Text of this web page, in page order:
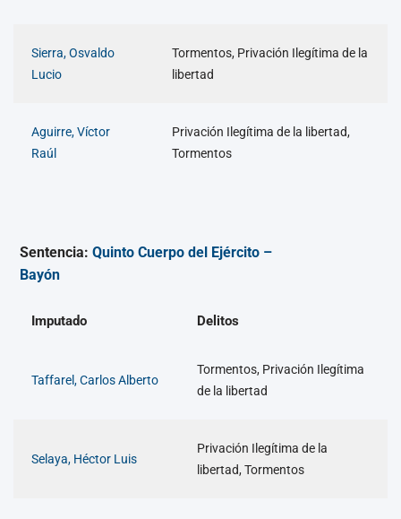
Sierra, Osvaldo
Lucio
Tormentos, Privación Ilegítima de la
libertad
Aguirre, Víctor
Raúl
Privación Ilegítima de la libertad,
Tormentos
Sentencia: Quinto Cuerpo del Ejército –
Bayón
Imputado Delitos
Taffarel, Carlos Alberto
Tormentos, Privación Ilegítima
de la libertad
Selaya, Héctor Luis
Privación Ilegítima de la
libertad, Tormentos